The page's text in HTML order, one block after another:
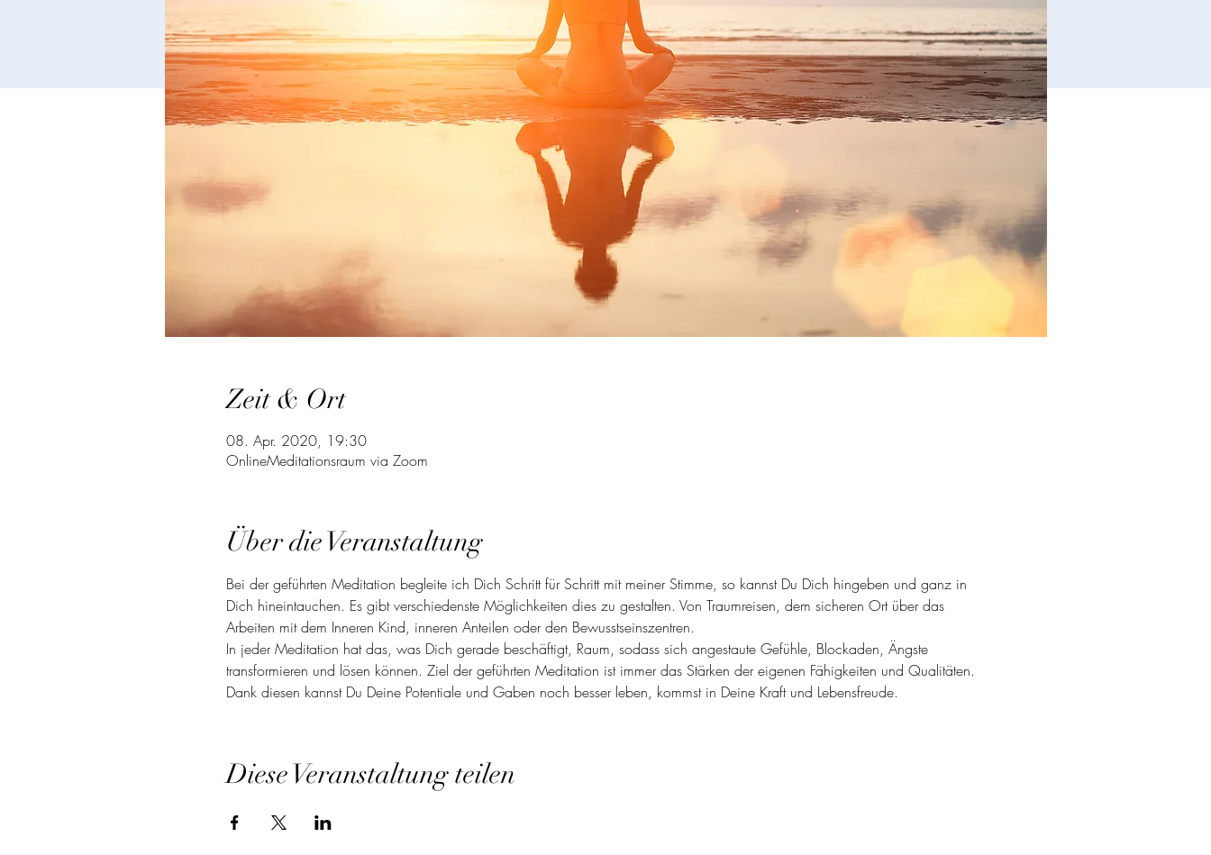
Zeit & Ort
08. Apr. 2020, 19:30
OnlineMeditationsraum via Zoom
Über die Veranstaltung
Bei der geführten Meditation begleite ich Dich Schritt für Schritt mit meiner Stimme, so kannst Du Dich hingeben und ganz in
Dich hineintauchen. Es gibt verschiedenste Möglichkeiten dies zu gestalten. Von Traumreisen, dem sicheren Ort über das
Arbeiten mit dem Inneren Kind, inneren Anteilen oder den Bewusstseinszentren.
In jeder Meditation hat das, was Dich gerade beschäftigt, Raum, sodass sich angestaute Gefühle, Blockaden, Ängste
transformieren und lösen können. Ziel der geführten Meditation ist immer das Stärken der eigenen Fähigkeiten und Qualitäten.
Dank diesen kannst Du Deine Potentiale und Gaben noch besser leben, kommst in Deine Kraft und Lebensfreude.
Diese Veranstaltung teilen